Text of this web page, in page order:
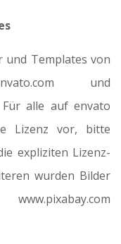
und Templates von
und
Für alle auf envato
Lizenz vor, bitte
expliziten Lizenz-
wurden Bilder